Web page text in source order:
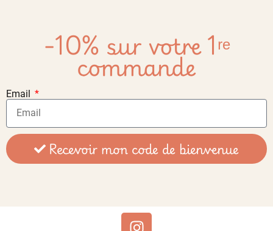
-10% sur votre 1ʳᵉ
commande
Email
Recevoir mon code de bienvenue